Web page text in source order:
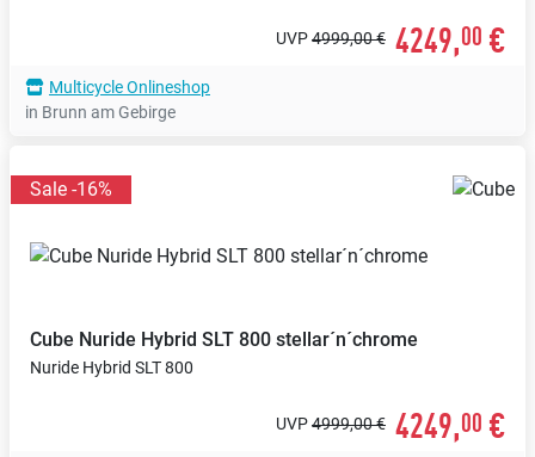
UVP4999,00 € 4249,00 €
Multicycle Onlineshop
in Brunn am Gebirge
Sale -16%
Cube Nuride Hybrid SLT 800 stellar´n´chrome
Nuride Hybrid SLT 800
UVP4999,00 € 4249,00 €